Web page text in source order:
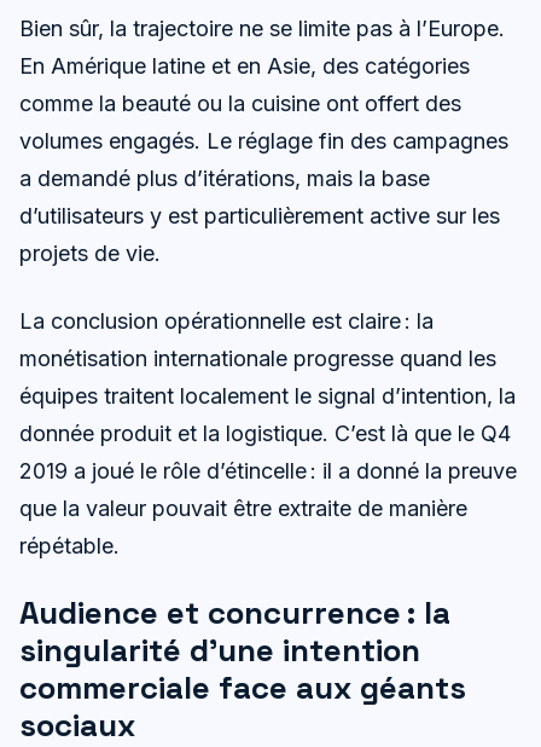
Bien sûr, la trajectoire ne se limite pas à l’Europe.
En Amérique latine et en Asie, des catégories
comme la beauté ou la cuisine ont offert des
volumes engagés. Le réglage fin des campagnes
a demandé plus d’itérations, mais la base
d’utilisateurs y est particulièrement active sur les
projets de vie.
La conclusion opérationnelle est claire : la
monétisation internationale progresse quand les
équipes traitent localement le signal d’intention, la
donnée produit et la logistique. C’est là que le Q4
2019 a joué le rôle d’étincelle : il a donné la preuve
que la valeur pouvait être extraite de manière
répétable.
Audience et concurrence : la
singularité d’une intention
commerciale face aux géants
sociaux